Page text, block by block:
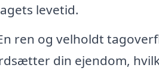
levetid.
ren og velholdt
din ejendom,